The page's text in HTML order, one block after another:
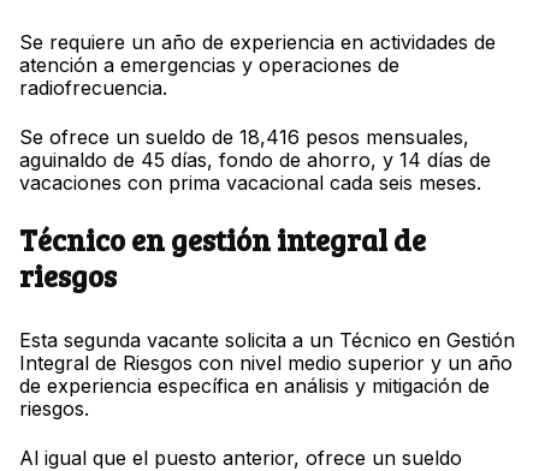
Se requiere un año de experiencia en actividades de
atención a emergencias y operaciones de
radiofrecuencia.
Se ofrece un sueldo de 18,416 pesos mensuales,
aguinaldo de 45 días, fondo de ahorro, y 14 días de
vacaciones con prima vacacional cada seis meses.
Técnico en gestión integral de
riesgos
Esta segunda vacante solicita a un Técnico en Gestión
Integral de Riesgos con nivel medio superior y un año
de experiencia específica en análisis y mitigación de
riesgos.
Al igual que el puesto anterior, ofrece un sueldo